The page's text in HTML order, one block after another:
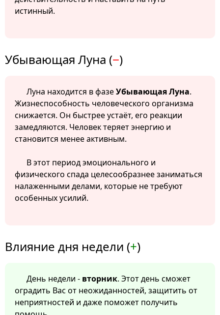
истинный.
Убывающая Луна (−)
Луна находится в фазеУбывающая Луна.
Жизнеспособность человеческого организма
снижается. Он быстрее устаёт, его реакции
замедляются. Человек теряет энергию и
становится менее активным.
В этот период эмоционального и
физического спада целесообразнее заниматься
налаженными делами, которые не требуют
особенных усилий.
Влияние дня недели (+)
День недели - вторник. Этот день сможет
оградить Вас от неожиданностей, защитить от
неприятностей и даже поможет получить